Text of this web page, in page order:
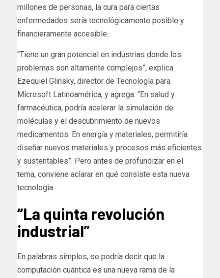
millones de personas, la cura para ciertas
enfermedades sería tecnológicamente posible y
financieramente accesible.
“Tiene un gran potencial en industrias donde los
problemas son altamente complejos”, explica
Ezequiel Glinsky, director de Tecnología para
Microsoft Latinoamérica, y agrega: “En salud y
farmacéutica, podría acelerar la simulación de
moléculas y el descubrimiento de nuevos
medicamentos. En energía y materiales, permitiría
diseñar nuevos materiales y procesos más eficientes
y sustentables”. Pero antes de profundizar en el
tema, conviene aclarar en qué consiste esta nueva
tecnología.
“La quinta revolución
industrial”
En palabras simples, se podría decir que la
computación cuántica es una nueva rama de la